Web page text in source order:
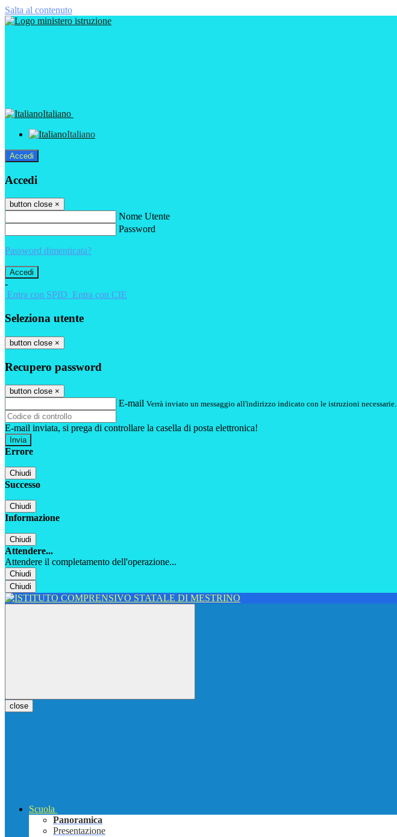
Salta al contenuto
Italiano
Italiano
Accedi
Accedi
button close ×
Nome Utente
Password
Password dimenticata?
-
Entra con SPID Entra con CIE
Seleziona utente
button close ×
Recupero password
button close ×
E-mail Verrà inviato un messaggio all'indirizzo indicato con le istruzioni necessarie.
E-mail inviata, si prega di controllare la casella di posta elettronica!
Errore
Chiudi
Successo
Chiudi
Informazione
Chiudi
Attendere...
Attendere il completamento dell'operazione...
Chiudi
Chiudi
close
Scuola
Panoramica
Presentazione